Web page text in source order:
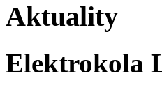
Aktuality
Elektrokola